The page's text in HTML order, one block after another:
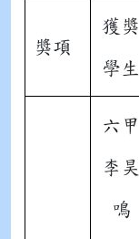
獎項
獲獎
學生
六甲
李昊
鳴